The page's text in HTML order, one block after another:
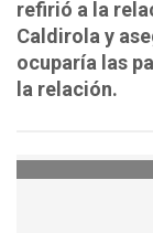
refirió a la
Caldirola y
ocuparía las
la relación.